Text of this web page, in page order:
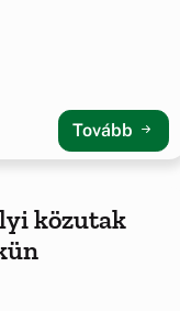
Tovább
közutak